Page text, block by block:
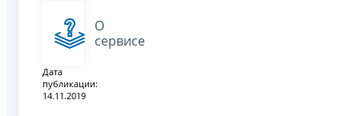
О
сервисе
Дата
публикации:
14.11.2019